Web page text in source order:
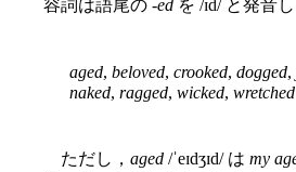
容詞は語尾の -ed を /ɪd/ と発音
aged, beloved, crooked, dogged,
naked, ragged, wicked, wretched
ただし， aged /ˈeɪdʒɪd/ は my